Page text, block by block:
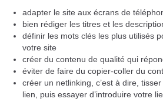
adapter le site aux écrans de
bien rédiger les titres et les
définir les mots clés les plus utilisés
votre site
créer du contenu de qualité qui
éviter de faire du copier-coller du
créer un netlinking, c’est à dire,
lien, puis essayer d’introduire votre